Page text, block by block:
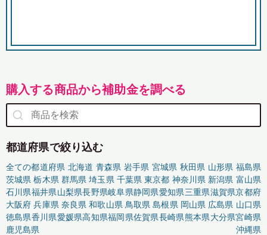
購入する商品から補助金を調べる
都道府県で絞り込む
全ての都道府県 北海道 青森県 岩手県 宮城県 秋田県 山形県 福島県
茨城県 栃木県 群馬県 埼玉県 千葉県 東京都 神奈川県 新潟県 富山県
石川県福井県山梨県長野県岐阜県静岡県愛知県三重県滋賀県京都府
大阪府 兵庫県 奈良県 和歌山県 鳥取県 島根県 岡山県 広島県 山口県
徳島県香川県愛媛県高知県福岡県佐賀県長崎県熊本県大分県宮崎県
鹿児島県
沖縄県